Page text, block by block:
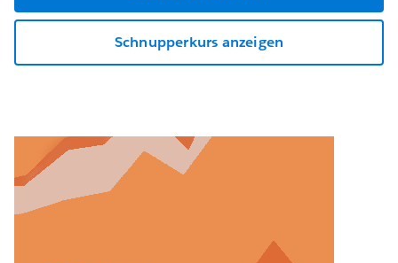
Schnupperkurs anzeigen